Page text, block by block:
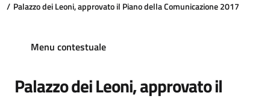
Palazzo dei Leoni, approvato il Piano della Comunicazione 2017
Menu contestuale
Palazzo dei Leoni, approvato il